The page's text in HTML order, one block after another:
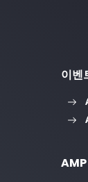
이벤